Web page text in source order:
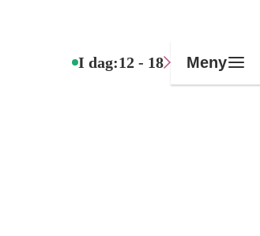
I dag:12 - 18 Meny